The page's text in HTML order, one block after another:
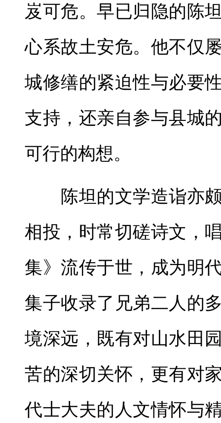
岌可危。早已归隐的陈
心系故土安危。他不仅
城修缮的紧迫性与必要
支持，还亲自参与县城
可行的构想。
陈坦的文学造诣亦颇
相投，时常切磋诗文，
集》流传于世，成为明
集子收录了兄弟二人的
境深远，既有对山水田
苦的深切关怀，更有对
代士大夫的人文情怀与